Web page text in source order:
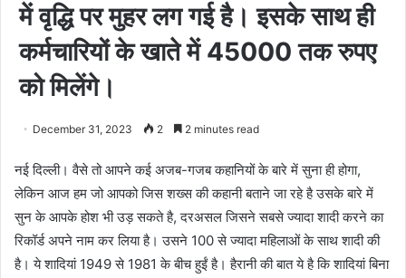
में वृद्धि पर मुहर लग गई है। इसके साथ ही
कर्मचारियों के खाते में 45000 तक रुपए
को मिलेंगे।
December 31, 2023 2 2 minutes read
नई दिल्ली। वैसे तो आपने कई अजब-गजब कहानियों के बारे में सुना ही होगा,
लेकिन आज हम जो आपको जिस शख्स की कहानी बताने जा रहे है उसके बारे में
सुन के आपके होश भी उड़ सकते है, दरअसल जिसने सबसे ज्यादा शादी करने का
रिकॉर्ड अपने नाम कर लिया है। उसने 100 से ज्यादा महिलाओं के साथ शादी की
है। ये शादियां 1949 से 1981 के बीच हुईं है। हैरानी की बात ये है कि शादियां बिना